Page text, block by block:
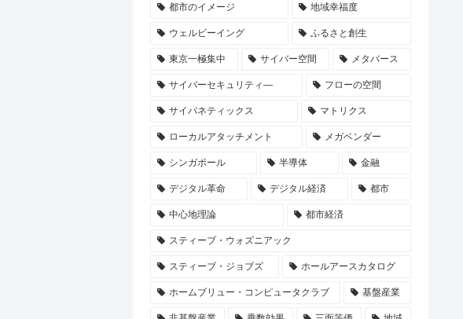
都市のイメージ 地域幸福度
ウェルビーイング ふるさと創生
東京一極集中 サイバー空間 メタバース
サイバーセキュリティ― フローの空間
サイバネティックス マトリクス
ローカルアタッチメント メガベンダー
シンガポール 半導体 金融
デジタル革命 デジタル経済 都市
中心地理論 都市経済
スティーブ・ウォズニアック
スティーブ・ジョブズ ホールアースカタログ
ホームブリュー・コンピュータクラブ 基盤産業